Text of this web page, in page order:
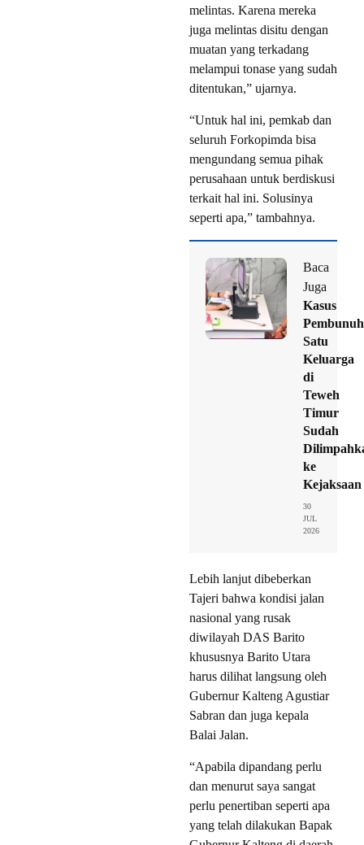
melintas. Karena mereka
juga melintas disitu dengan
muatan yang terkadang
melampui tonase yang sudah
ditentukan,” ujarnya.
“Untuk hal ini, pemkab dan
seluruh Forkopimda bisa
mengundang semua pihak
perusahaan untuk berdiskusi
terkait hal ini. Solusinya
seperti apa,” tambahnya.
Baca
Juga
Kasus
Satu
Keluarga
di
Teweh
Timur
Sudah
ke
Kejaksaan
30
JUL
2026
Lebih lanjut dibeberkan
Tajeri bahwa kondisi jalan
nasional yang rusak
diwilayah DAS Barito
khususnya Barito Utara
harus dilihat langsung oleh
Gubernur Kalteng Agustiar
Sabran dan juga kepala
Balai Jalan.
“Apabila dipandang perlu
dan menurut saya sangat
perlu penertiban seperti apa
yang telah dilakukan Bapak